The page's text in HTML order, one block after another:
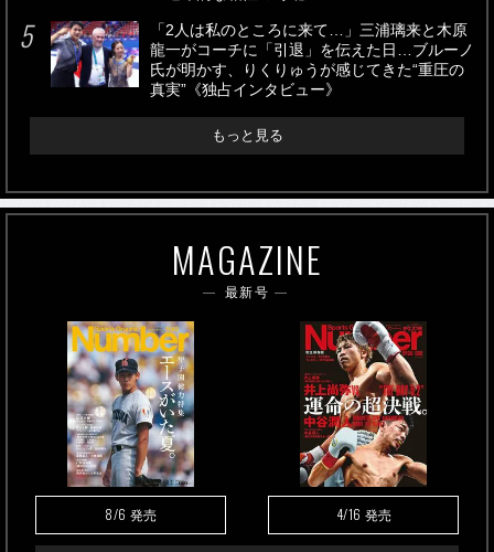
「2人は私のところに来て…」三浦璃来と木原
龍一がコーチに「引退」を伝えた日…ブルーノ
氏が明かす、りくりゅうが感じてきた“重圧の
真実”《独占インタビュー》
もっと見る
MAGAZINE
最新号
8/6 発売 4/16 発売